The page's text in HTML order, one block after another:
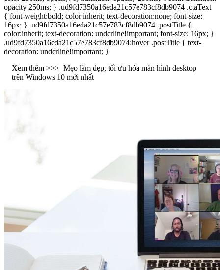
opacity 250ms; } .ud9fd7350a16eda21c57e783cf8db9074 .ctaText
{ font-weight:bold; color:inherit; text-decoration:none; font-size:
16px; } .ud9fd7350a16eda21c57e783cf8db9074 .postTitle {
color:inherit; text-decoration: underline!important; font-size: 16px; }
.ud9fd7350a16eda21c57e783cf8db9074:hover .postTitle { text-
decoration: underline!important; }
Xem thêm >>> Mẹo làm đẹp, tối ưu hóa màn hình desktop
trên Windows 10 mới nhất